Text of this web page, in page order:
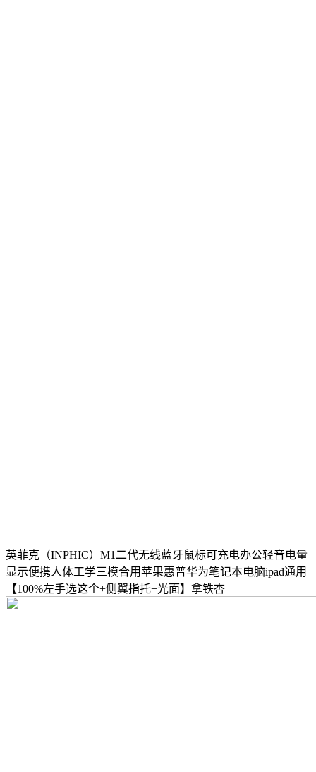
英菲克（INPHIC）M1二代无线蓝牙鼠标可充电办公轻音电量
显示便携人体工学三模合用苹果惠普华为笔记本电脑ipad通用
【100%左手选这个+侧翼指托+光面】拿铁杏